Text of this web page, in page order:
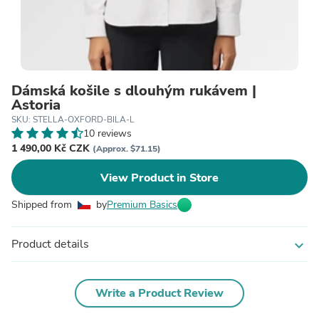
Dámská košile s dlouhým rukávem |
Astoria
SKU: STELLA-OXFORD-BILA-L
10 reviews
1 490,00 Kč CZK (Approx. $71.15)
View Product in Store
Shipped from byPremium Basics
Product details expand_more
Write a Product Review